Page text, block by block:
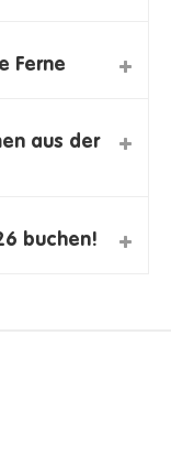
Ferne
aus der
buchen!